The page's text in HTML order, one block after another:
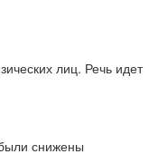
лиц. Речь идет
снижены